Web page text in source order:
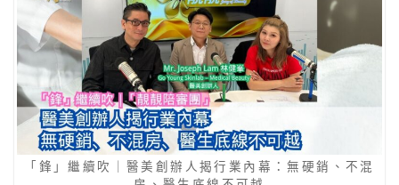
「鋒」繼續吹｜醫美創辦人揭行業內幕：無硬銷、不混